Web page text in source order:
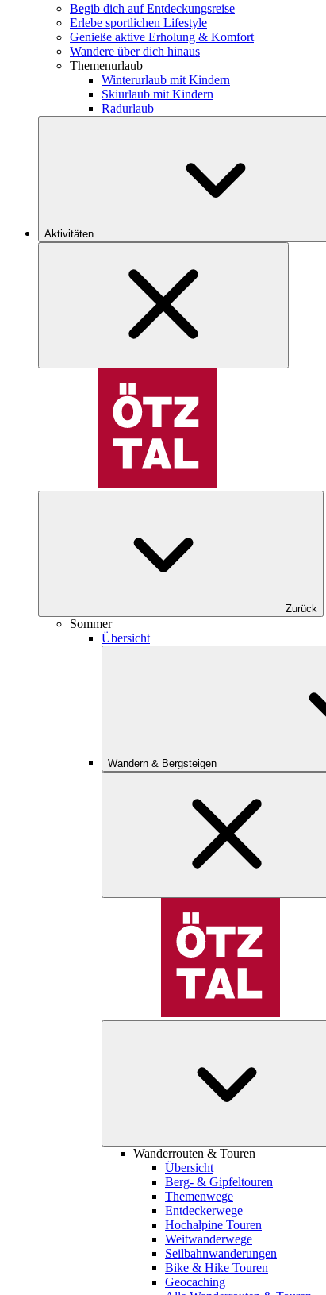
Begib dich auf Entdeckungsreise
Erlebe sportlichen Lifestyle
Genieße aktive Erholung & Komfort
Wandere über dich hinaus
Themenurlaub
Winterurlaub mit Kindern
Skiurlaub mit Kindern
Radurlaub
Aktivitäten
Zurück
Sommer
Übersicht
Wandern & Bergsteigen
Wanderrouten & Touren
Übersicht
Berg- & Gipfeltouren
Themenwege
Entdeckerwege
Hochalpine Touren
Weitwanderwege
Seilbahnwanderungen
Bike & Hike Touren
Geocaching